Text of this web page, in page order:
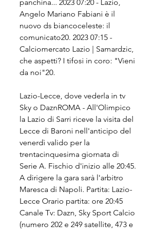
panchina... 2023 07:20 - Lazio,
Angelo Mariano Fabiani è il
nuovo ds biancoceleste: il
comunicato20. 2023 07:15 -
Calciomercato Lazio | Samardzic,
che aspetti? I tifosi in coro: "Vieni
da noi"20.
Lazio-Lecce, dove vederla in tv
Sky o DaznROMA - All'Olimpico
la Lazio di Sarri riceve la visita del
Lecce di Baroni nell'anticipo del
venerdì valido per la
trentacinquesima giornata di
Serie A. Fischio d'inizio alle 20:45.
A dirigere la gara sarà l'arbitro
Maresca di Napoli. Partita: Lazio-
Lecce Orario partita: ore 20:45
Canale Tv: Dazn, Sky Sport Calcio
(numero 202 e 249 satellite, 473 e